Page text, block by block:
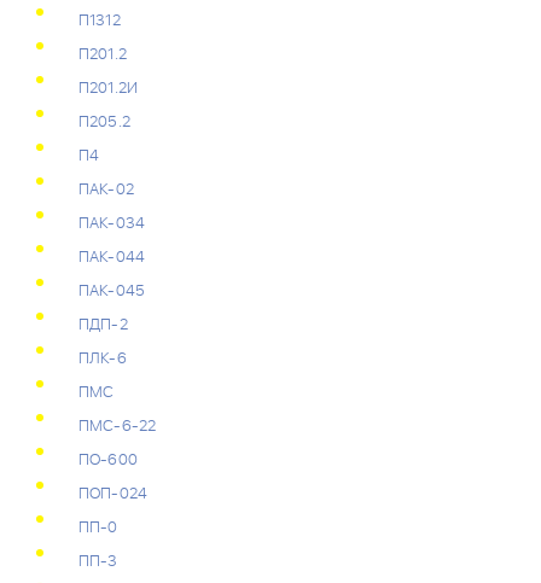
П1312
П201.2
П201.2И
П205.2
П4
ПАК-02
ПАК-034
ПАК-044
ПАК-045
ПДП-2
ПЛК-6
ПМС
ПМС-6-22
ПО-600
ПОП-024
ПП-0
ПП-3